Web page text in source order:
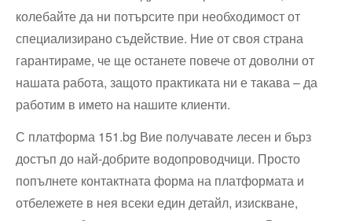
колебайте да ни потърсите при необходимост от
специализирано съдействие. Ние от своя страна
гарантираме, че ще останете повече от доволни от
нашата работа, защото практиката ни е такава – да
работим в името на нашите клиенти.
С платформа 151.bg Вие получавате лесен и бърз
достъп до най-добрите водопроводчици. Просто
попълнете контактната форма на платформата и
отбележете в нея всеки един детайл, изискване,